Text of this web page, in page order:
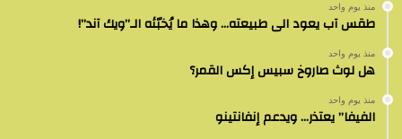
منذ يوم واحد
طقس آب يعود الى طبيعته… وهذا ما يُخبّئه الـ”ويك آند”!
منذ يوم واحد
هل لوث صاروخ سبيس إكس القمر؟
منذ يوم واحد
الفيفا” يعتذر… ويدعم إنفانتينو